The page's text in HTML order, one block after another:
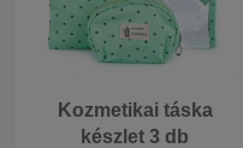
Kozmetikai táska
készlet 3 db